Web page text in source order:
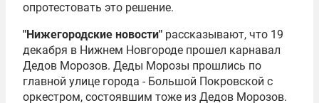
опротестовать это решение.
"Нижегородские новости" рассказывают, что 19
декабря в Нижнем Новгороде прошел карнавал
Дедов Морозов. Деды Морозы прошлись по
главной улице города - Большой Покровской с
оркестром, состоявшим тоже из Дедов Морозов.